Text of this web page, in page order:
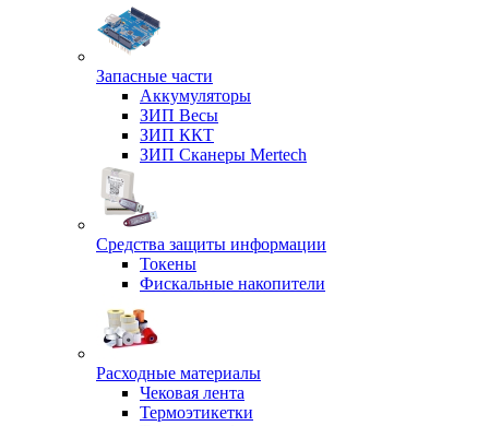
Запасные части
Аккумуляторы
ЗИП Весы
ЗИП ККТ
ЗИП Сканеры Mertech
Средства защиты информации
Токены
Фискальные накопители
Расходные материалы
Чековая лента
Термоэтикетки